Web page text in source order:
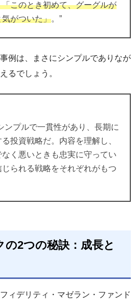
このとき初めて、グーグルが
がついた」。”
例は、まさにシンプルでありなが
るでしょう。
ンプルで一貫性があり、長期に
投資戦略だ。内容を理解し、
く悪いときも忠実に守ってい
られる戦略をそれぞれがもつ
の2つの秘訣：成長と
ィデリティ・マゼラン・ファンド